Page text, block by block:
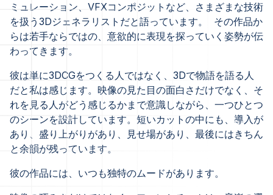
ミュレーション、VFXコンポジットなど、さまざまな技術
を扱う3Dジェネラリストだと語っています。 その作品か
らは若手ならではの、意欲的に表現を探っていく姿勢が伝
わってきます。
彼は単に3DCGをつくる人ではなく、3Dで物語を語る人
だと私は感じます。映像の見た目の面白さだけでなく、そ
れを見る人がどう感じるかまで意識しながら、一つひとつ
のシーンを設計しています。短いカットの中にも、導入が
あり、盛り上がりがあり、見せ場があり、最後にはきちん
と余韻が残っています。
彼の作品には、いつも独特のムードがあります。